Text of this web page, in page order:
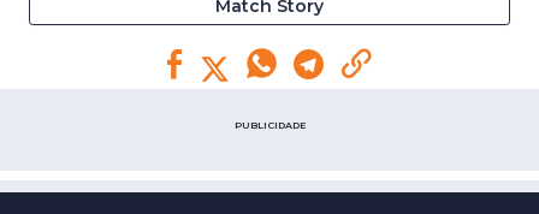
Match Story
PUBLICIDADE